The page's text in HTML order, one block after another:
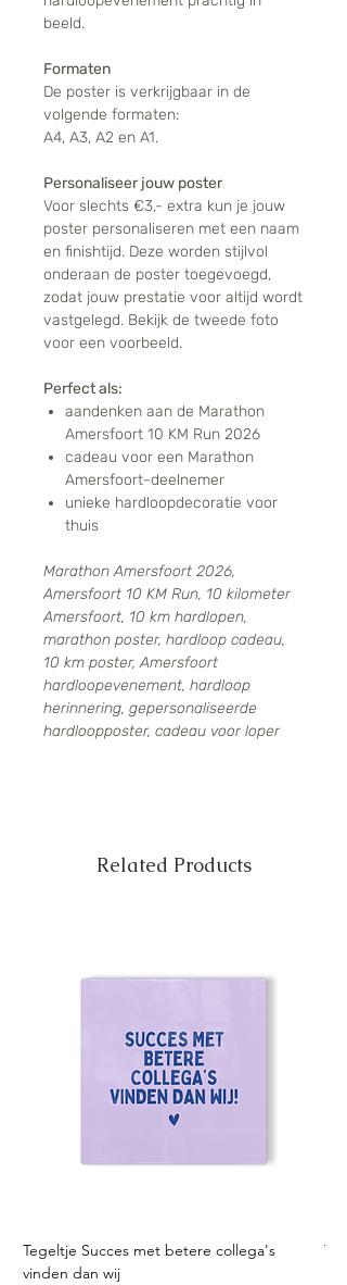
beeld.
Formaten
De poster is verkrijgbaar in de
volgende formaten:
A4, A3, A2 en A1.
Personaliseer jouw poster
Voor slechts €3,- extra kun je jouw
poster personaliseren met een naam
en finishtijd. Deze worden stijlvol
onderaan de poster toegevoegd,
zodat jouw prestatie voor altijd wordt
vastgelegd. Bekijk de tweede foto
voor een voorbeeld.
Perfect als:
aandenken aan de Marathon
Amersfoort 10 KM Run 2026
cadeau voor een Marathon
Amersfoort-deelnemer
unieke hardloopdecoratie voor
thuis
Marathon Amersfoort 2026,
Amersfoort 10 KM Run, 10 kilometer
Amersfoort, 10 km hardlopen,
marathon poster, hardloop cadeau,
10 km poster, Amersfoort
hardloopevenement, hardloop
herinnering, gepersonaliseerde
hardloopposter, cadeau voor loper
Related Products
Tegeltje Succes met betere collega's
vinden dan wij